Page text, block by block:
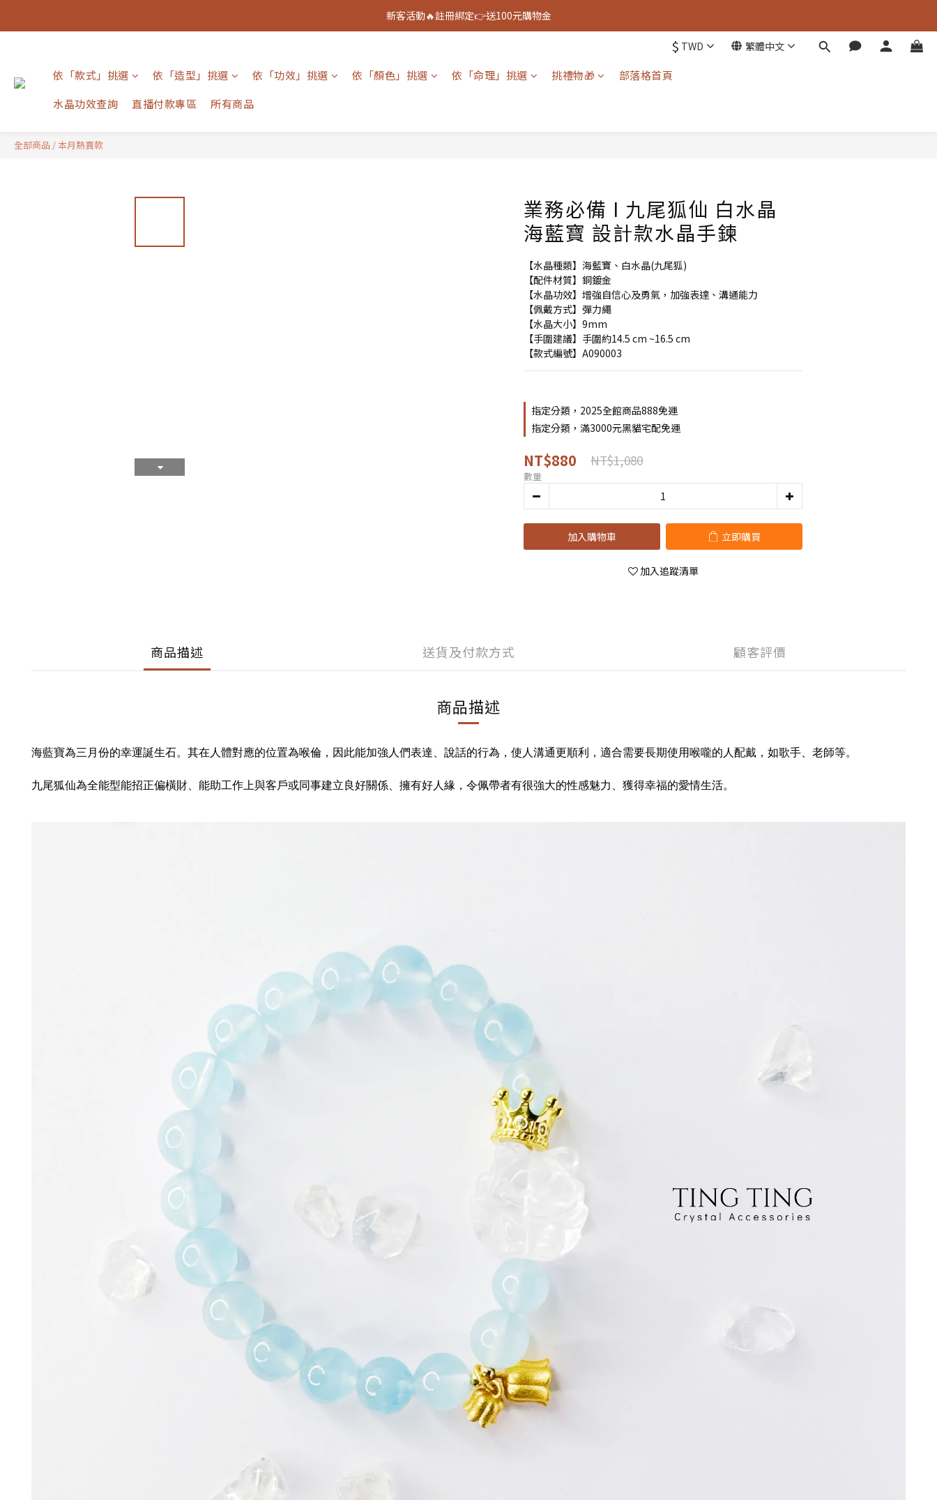
新客活動🔥註冊綁定👉送100元購物金
新客活動🔥註冊綁定👉送100元購物金
新客活動🔥註冊綁定👉送100元購物金
$ TWD 繁體中文
依「款式」挑選 依「造型」挑選 依「功效」挑選 依「顏色」挑選 依「命理」挑選 挑禮物🎁
部落格首頁
水晶功效查詢
直播付款專區 所有商品
全部商品 /本月熱賣款
業務必備 I 九尾狐仙 白水晶
海藍寶 設計款水晶手鍊
【水晶種類】海藍寶、白水晶(九尾狐)
【配件材質】銅鍍金
【水晶功效】增強自信心及勇氣，加強表達、溝通能力
【佩戴方式】彈力繩
【水晶大小】9mm
【手圍建議】手圍約14.5 cm ~16.5 cm
【款式編號】A090003
指定分類，2025全館商品888免運
指定分類，滿3000元黑貓宅配免運
NT$880 NT$1,080
數量
加入購物車 立即購買
加入追蹤清單
商品描述 送貨及付款方式 顧客評價
商品描述
海藍寶為三月份的幸運誕生石。其在人體對應的位置為喉倫，因此能加強人們表達、說話的行為，使人溝通更順利，適合需要長期使用喉嚨的人配戴，如歌手、老師等。
九尾狐仙為全能型能招正偏橫財、能助工作上與客戶或同事建立良好關係、擁有好人緣，令佩帶者有很強大的性感魅力、獲得幸福的愛情生活。